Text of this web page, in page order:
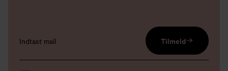
email input Tilmeld